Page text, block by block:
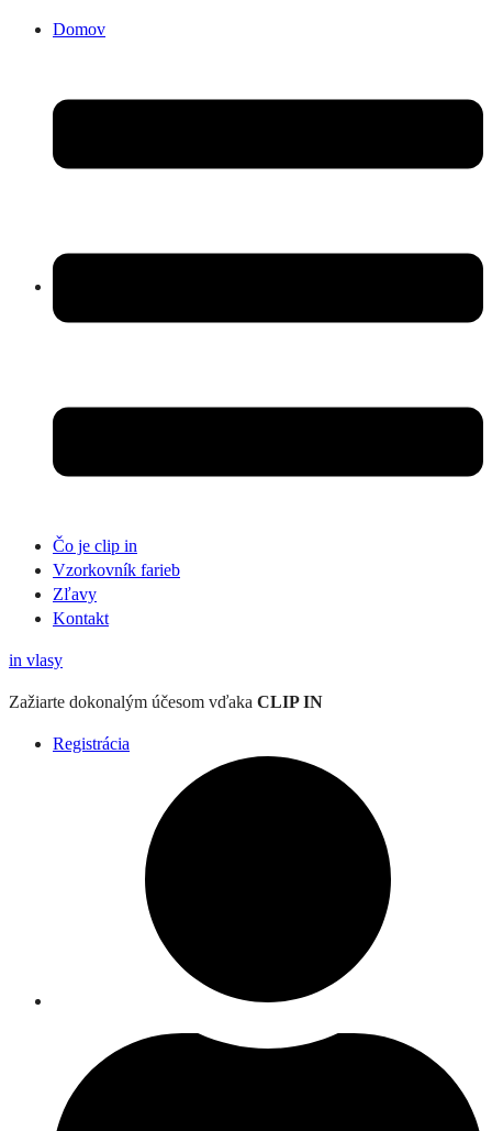
Domov
Čo je clip in
Vzorkovník farieb
Zľavy
Kontakt
in vlasy
Zažiarte dokonalým účesom vďaka CLIP IN
Registrácia